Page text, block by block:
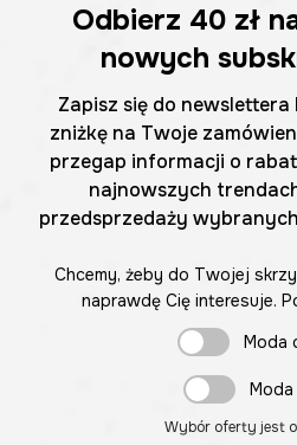
Odbierz 40 zł
nowych
Zapisz się do
zniżkę na Twoje
przegap informacji o
najnowszych
przedsprzedaży
Chcemy, żeby do Twojej
naprawdę Cię interesuje.
Moda
Moda
Wybór oferty jest